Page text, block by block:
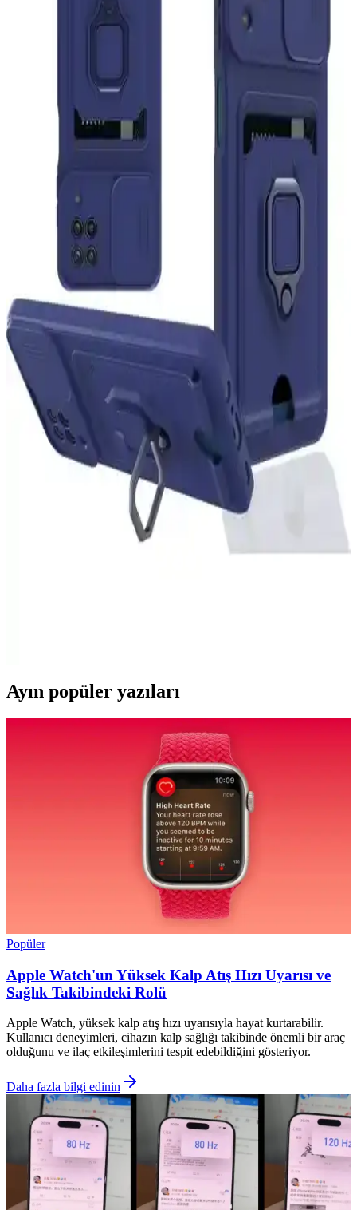
Syrox S16 Bluetooth Kulak Üstü Kulaklık: Yüksek
Ses Kalitesi ve Çok Yönlü Kullanım Özellikleri
Syrox S16 Bluetooth kulaklık, ergonomik tasarımı, yüksek ses
kalitesi ve çok fonksiyonlu özellikleriyle öne çıkar. Kablosuz
kullanım, MicroSD ve AUX desteği ile çok yönlü deneyim sunar.
Samsung Galaxy Tab S7 FE ve S8 Plus için
dayanıklı ve çok fonksiyonlu kılıf özellikleri
M.TK Moveteck Samsung Galaxy Tab kılıfı, dayanıklı malzeme ve
çok fonksiyonlu tasarımıyla cihazınızı güvenle korur, pratik kullanım
sağlar ve estetik görünüm sunar.
Havit I62 Katlanabilir Bluetooth Kulaklık
İncelemesi ve Kullanıcı Yorumları
Havit I62 Bluetooth kulaklık, şık tasarımı, uzun pil ömrü ve yüksek
ses kalitesi ile öne çıkar. Kablosuz ve kablolu kullanım seçenekleri
sunar, spor ve seyahatlerinizde rahatlıkla kullanabilirsiniz.
Prolysus Samsung Galaxy M51 Kapaklı Standlı
Cüzdan Kılıfı: Şıklık ve Koruma Bir Arada
Samsung Galaxy M51 için tasarlanmış Prolysus kapaklı standlı
cüzdan kılıfı, şıklık ve dayanıklılığı bir arada sunar. Kart ve nakit
taşıma imkanıyla günlük kullanımda kolaylık sağlar.
Eonaks P13 Blue Plus 2022 Cüzdanlı Kapaklı Kılıf:
Şık ve Güvenli Telefon Koruma Çözümü
Eonaks P13 Blue Plus 2022 modeli için tasarlanmış şık ve dayanıklı
kapaklı kılıf, cüzdan fonksiyonuyla telefonunuzu korurken
Samsung Galaxy M32 için dayanıklı ve şık
Ayın popüler yazıları
Popüler
Apple Watch'un Yüksek Kalp Atış Hızı Uyarısı ve
Sağlık Takibindeki Rolü
Apple Watch, yüksek kalp atış hızı uyarısıyla hayat kurtarabilir.
Kullanıcı deneyimleri, cihazın kalp sağlığı takibinde önemli bir araç
olduğunu ve ilaç etkileşimlerini tespit edebildiğini gösteriyor.
Daha fazla bilgi edinin